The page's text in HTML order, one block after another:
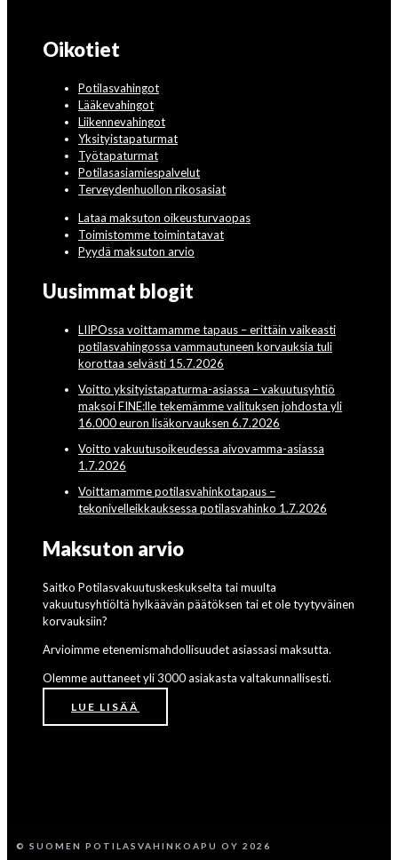
Oikotiet
Potilasvahingot
Lääkevahingot
Liikennevahingot
Yksityistapaturmat
Työtapaturmat
Potilasasiamiespalvelut
Terveydenhuollon rikosasiat
Lataa maksuton oikeusturvaopas
Toimistomme toimintatavat
Pyydä maksuton arvio
Uusimmat blogit
LIIPOssa voittamamme tapaus – erittäin vaikeasti
potilasvahingossa vammautuneen korvauksia tuli
korottaa selvästi 15.7.2026
Voitto yksityistapaturma-asiassa – vakuutusyhtiö
maksoi FINE:lle tekemämme valituksen johdosta yli
16.000 euron lisäkorvauksen 6.7.2026
Voitto vakuutusoikeudessa aivovamma-asiassa
1.7.2026
Voittamamme potilasvahinkotapaus –
tekonivelleikkauksessa potilasvahinko 1.7.2026
Maksuton arvio
Saitko Potilasvakuutuskeskukselta tai muulta
vakuutusyhtiöltä hylkäävän päätöksen tai et ole tyytyväinen
korvauksiin?
Arvioimme etenemismahdollisuudet asiassasi maksutta.
Olemme auttaneet yli 3000 asiakasta valtakunnallisesti.
LUE LISÄÄ
© SUOMEN POTILASVAHINKOAPU OY 2026